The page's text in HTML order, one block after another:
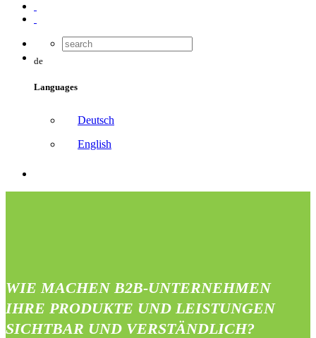
de
Languages
Deutsch
English
WIE MACHEN B2B-UNTERNEHMEN
IHRE PRODUKTE UND LEISTUNGEN
SICHTBAR UND VERSTÄNDLICH?